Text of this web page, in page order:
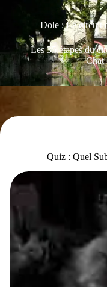
Dole : Le circuit
Les 35 étapes du
Chat
Quiz : Quel